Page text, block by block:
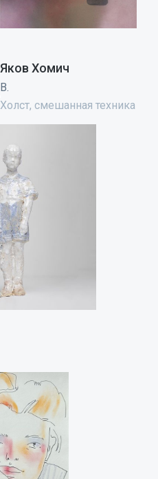
Яков Хомич
B.
Холст, смешанная техника